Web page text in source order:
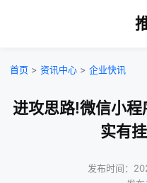
首页 > 资讯中心 > 企业快讯
进攻思路!微信小
实有
发布时间：